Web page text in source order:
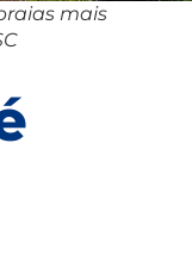
mais